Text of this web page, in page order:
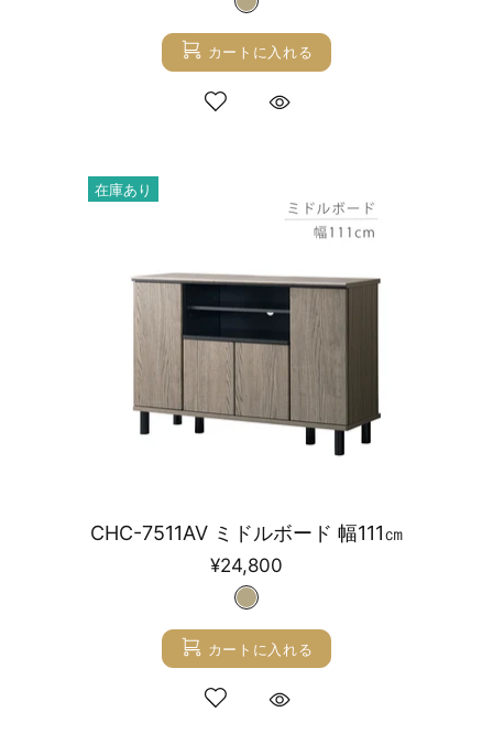
カートに入れる
在庫あり
CHC-7511AV ミドルボード 幅111㎝
¥24,800
カートに入れる